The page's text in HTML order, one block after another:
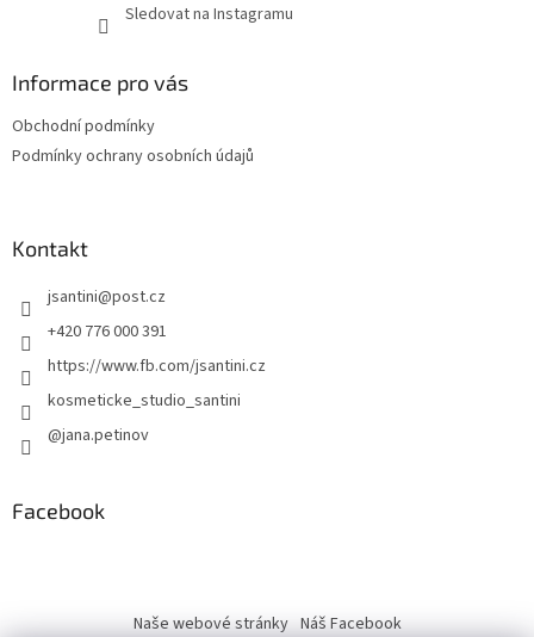
Sledovat na Instagramu
Informace pro vás
Obchodní podmínky
Podmínky ochrany osobních údajů
Kontakt
jsantini@post.cz
+420 776 000 391
https://www.fb.com/jsantini.cz
kosmeticke_studio_santini
@jana.petinov
Facebook
Naše webové stránky Náš Facebook